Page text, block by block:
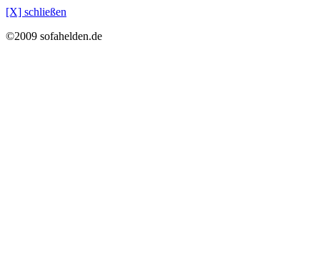
[X] schließen
©2009 sofahelden.de